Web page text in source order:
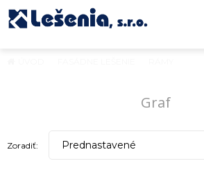
Graf
Zoradiť: Prednastavené